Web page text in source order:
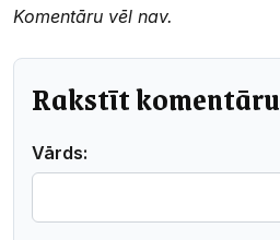
Komentāru vēl nav.
Rakstīt komentāru
Vārds: